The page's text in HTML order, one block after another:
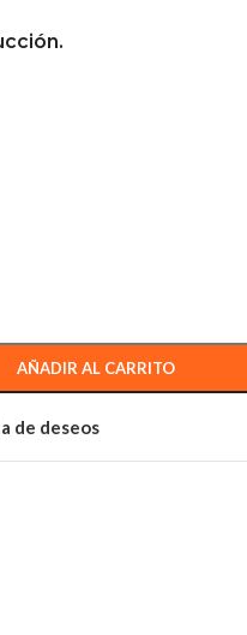
AÑADIR AL CARRITO
de deseos